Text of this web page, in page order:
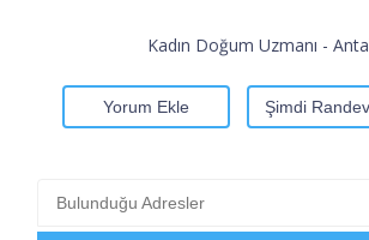
Kadın Doğum Uzmanı -
Yorum Ekle Şimdi
Bulunduğu Adresler